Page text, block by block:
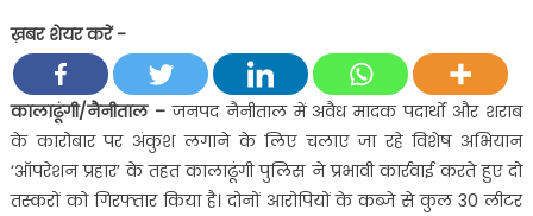
के
कारोबार
पर
पुलिस
का
प्रहार,
ख़बर शेयर करें -
कालाढूंगी/नैनीताल –जनपद नैनीताल में अवैध मादक पदार्थों और शराब
के कारोबार पर अंकुश लगाने के लिए चलाए जा रहे विशेष अभियान
‘ऑपरेशन प्रहार’ के तहत कालाढूंगी पुलिस ने प्रभावी कार्रवाई करते हुए दो
तस्करों को गिरफ्तार किया है। दोनों आरोपियों के कब्जे से कुल 30 लीटर